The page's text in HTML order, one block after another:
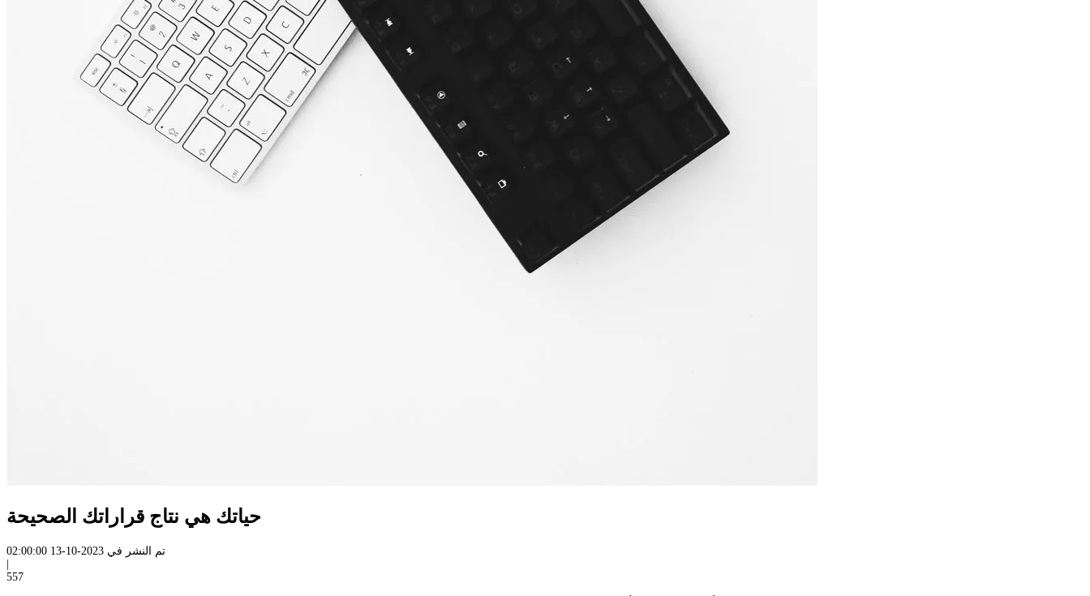
حياتك هي نتاج قراراتك الصحيحة
تم النشر في 2023-10-13 02:00:00
|
557